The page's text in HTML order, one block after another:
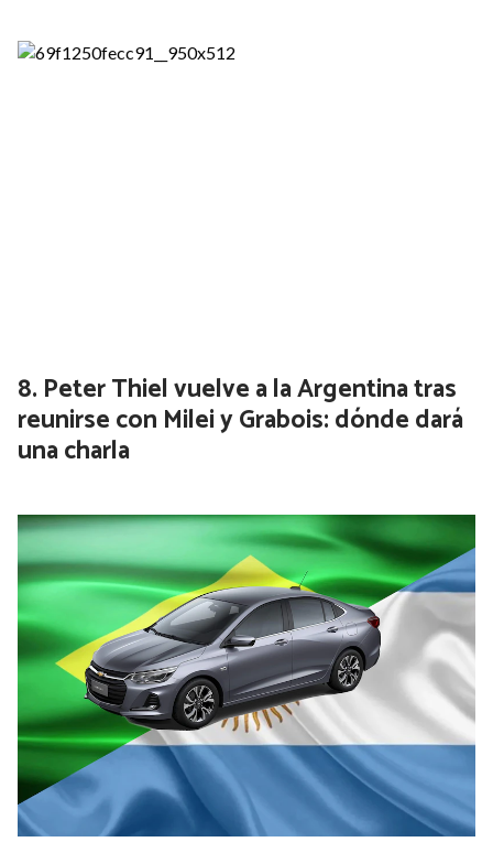
Peter Thiel vuelve a la Argentina tras
reunirse con Milei y Grabois: dónde dará
una charla